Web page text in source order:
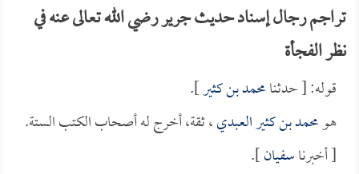
تراجم رجال إسناد حديث جرير رضي الله تعالى عنه في
نظر الفجأة
قوله: [ حدثنامحمد بن كثير].
هومحمد بن كثير العبدي، ثقة، أخرج له أصحاب الكتب الستة.
[ أخبرناسفيان].